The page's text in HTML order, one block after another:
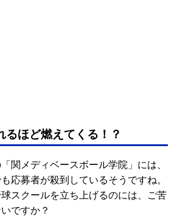
るほど燃えてくる！？
関メディベースボール学院」には、
応募者が殺到しているそうですね。
スクールを立ち上げるのには、ご苦
ですか？